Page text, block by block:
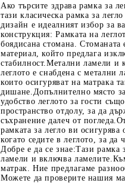
Ако търсите здрава рамка за
тази класическа рамка за
дизайн е идеалният избор за
конструкция: Рамката на
боядисана стомана.
материал, който предлага
стабилност.Метални ламели и
леглото е снабдена с метални
които осигуряват на матрака
дишане.Допълнително място
удобство леглото за гости
пространство отдолу, за да
съхранение далеч от
рамката за легло ви осигурява
когато седите в леглото, за да
Добре е да се знае:Тази рамка
ламели и включва
матрак. Ние предлагаме
Можете да проверите нашия